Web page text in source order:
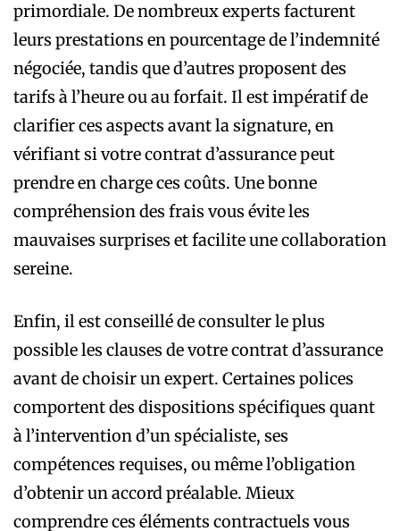
primordiale. De nombreux experts facturent
leurs prestations en pourcentage de l’indemnité
négociée, tandis que d’autres proposent des
tarifs à l’heure ou au forfait. Il est impératif de
clarifier ces aspects avant la signature, en
vérifiant si votre contrat d’assurance peut
prendre en charge ces coûts. Une bonne
compréhension des frais vous évite les
mauvaises surprises et facilite une collaboration
sereine.
Enfin, il est conseillé de consulter le plus
possible les clauses de votre contrat d’assurance
avant de choisir un expert. Certaines polices
comportent des dispositions spécifiques quant
à l’intervention d’un spécialiste, ses
compétences requises, ou même l’obligation
d’obtenir un accord préalable. Mieux
comprendre ces éléments contractuels vous